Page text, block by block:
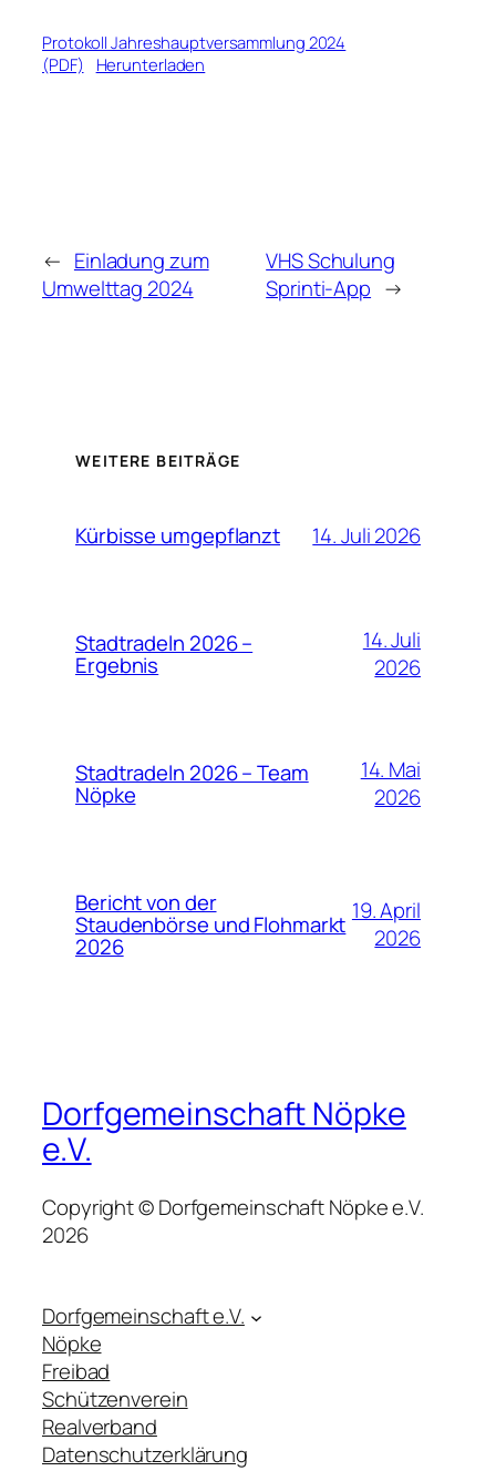
Protokoll Jahreshauptversammlung 2024
(PDF)
Herunterladen
← Einladung zum
Umwelttag 2024
VHS Schulung
Sprinti-App →
WEITERE BEITRÄGE
Kürbisse umgepflanzt 14. Juli 2026
Stadtradeln 2026 –
Ergebnis
14. Juli
2026
Stadtradeln 2026 – Team
Nöpke
14. Mai
2026
Bericht von der
Staudenbörse und Flohmarkt
2026
19. April
2026
Dorfgemeinschaft Nöpke
e.V.
Copyright © Dorfgemeinschaft Nöpke e.V.
2026
Dorfgemeinschaft e.V.
Nöpke
Freibad
Schützenverein
Realverband
Datenschutzerklärung